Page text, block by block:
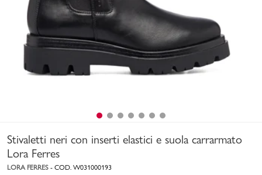
Uomo Bambino
Stivaletti neri con inserti elastici e suola carrarmato
Lora Ferres
LORA FERRES - COD. W031000193